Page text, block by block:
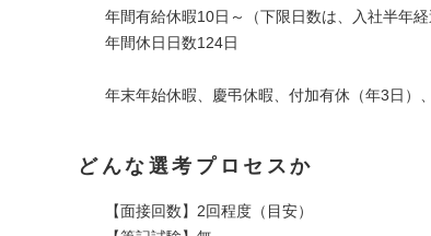
年間有給休暇10日～（下限日数は、入社半年経
年間休日日数124日
年末年始休暇、慶弔休暇、付加有休（年3日）
どんな選考プロセスか
【面接回数】2回程度（目安）